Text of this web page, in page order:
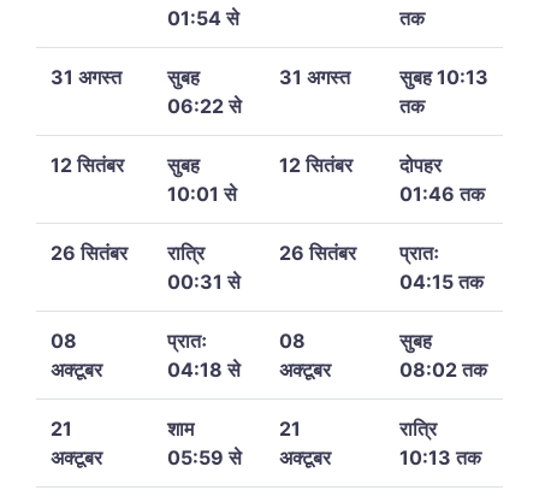
01:54 से
तक
31 अगस्त
सुबह
06:22 से
31 अगस्त
सुबह 10:13
तक
12 सितंबर
सुबह
10:01 से
12 सितंबर
दोपहर
01:46 तक
26 सितंबर
रात्रि
00:31 से
26 सितंबर
प्रातः
04:15 तक
08
अक्टूबर
प्रातः
04:18 से
08
अक्टूबर
सुबह
08:02 तक
21
अक्टूबर
शाम
05:59 से
21
अक्टूबर
रात्रि
10:13 तक